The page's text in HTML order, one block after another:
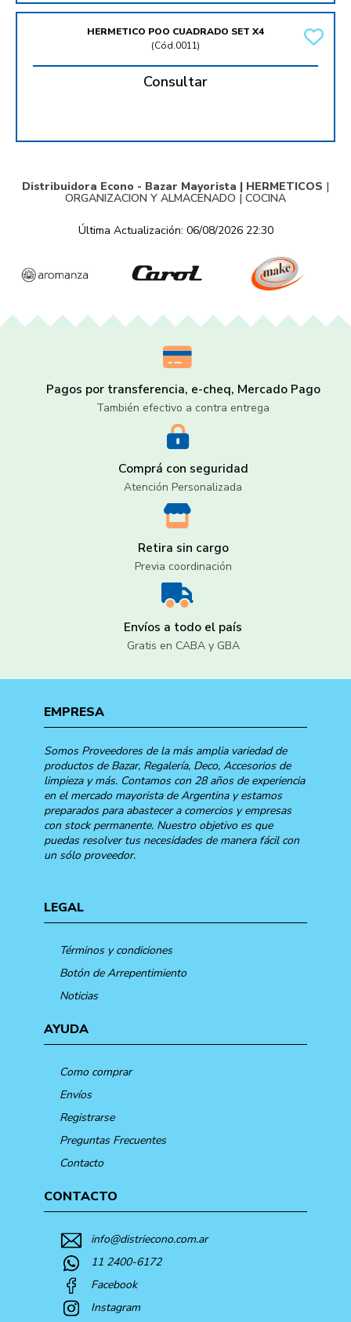
HERMETICO POO CUADRADO SET X4
(Cód.0011)
Consultar
Distribuidora Econo - Bazar Mayorista | HERMETICOS |
ORGANIZACION Y ALMACENADO | COCINA
Última Actualización: 06/08/2026 22:30
Pagos por transferencia, e-cheq, Mercado Pago
También efectivo a contra entrega
Comprá con seguridad
Atención Personalizada
Retira sin cargo
Previa coordinación
Envíos a todo el país
Gratis en CABA y GBA
EMPRESA
Somos Proveedores de la más amplia variedad de
productos de Bazar, Regalería, Deco, Accesorios de
limpieza y más. Contamos con 28 años de experiencia
en el mercado mayorista de Argentina y estamos
preparados para abastecer a comercios y empresas
con stock permanente. Nuestro objetivo es que
puedas resolver tus necesidades de manera fácil con
un sólo proveedor.
LEGAL
Términos y condiciones
Botón de Arrepentimiento
Noticias
AYUDA
Como comprar
Envíos
Registrarse
Preguntas Frecuentes
Contacto
CONTACTO
info@distriecono.com.ar
11 2400-6172
Facebook
Instagram